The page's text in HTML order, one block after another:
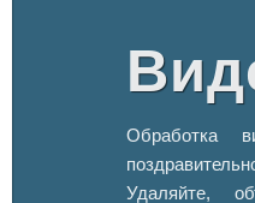
Обработка
Удаляйте,